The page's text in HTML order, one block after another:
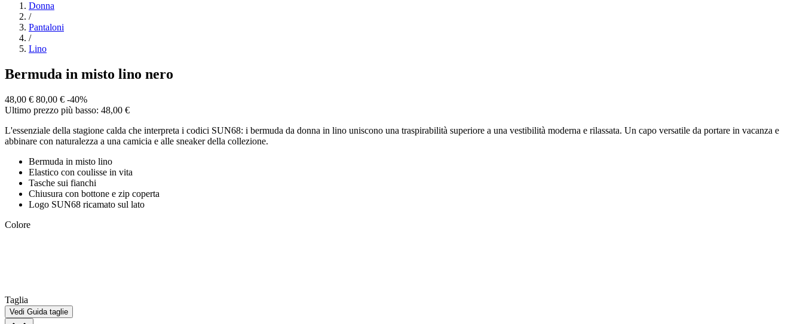
Donna
/
Pantaloni
/
Lino
Bermuda in misto lino nero
48,00 € 80,00 € -40%
Ultimo prezzo più basso: 48,00 €
L'essenziale della stagione calda che interpreta i codici SUN68: i bermuda da donna in lino uniscono una traspirabilità superiore a una vestibilità moderna e rilassata. Un capo versatile da portare in vacanza e
abbinare con naturalezza a una camicia e alle sneaker della collezione.
Bermuda in misto lino
Elastico con coulisse in vita
Tasche sui fianchi
Chiusura con bottone e zip coperta
Logo SUN68 ricamato sul lato
Colore
Taglia
Vedi Guida taglie